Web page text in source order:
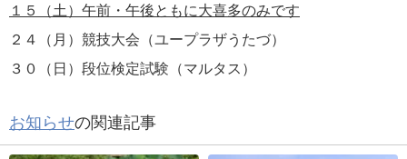
１５（土）午前・午後ともに大喜多のみです
２４（月）競技大会（ユープラザうたづ）
３０（日）段位検定試験（マルタス）
お知らせの関連記事